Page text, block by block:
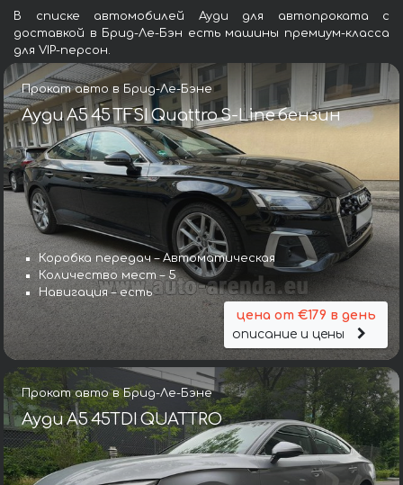
В списке автомобилей Ауди для автопроката с
доставкой в Брид-Ле-Бэн есть машины премиум-класса
для VIP-персон.
Прокат авто в Брид-Ле-Бэне
Ауди A5 45 TFSI Quattro S-Line бензин
Коробка передач – Автоматическая
Количество мест – 5
Навигация – есть
цена от €179 в день
описание и цены
Прокат авто в Брид-Ле-Бэне
Ауди A5 45TDI QUATTRO